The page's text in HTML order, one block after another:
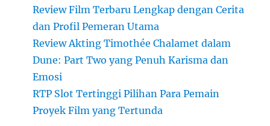
Review Film Terbaru Lengkap dengan Cerita
dan Profil Pemeran Utama
Review Akting Timothée Chalamet dalam
Dune: Part Two yang Penuh Karisma dan
Emosi
RTP Slot Tertinggi Pilihan Para Pemain
Proyek Film yang Tertunda